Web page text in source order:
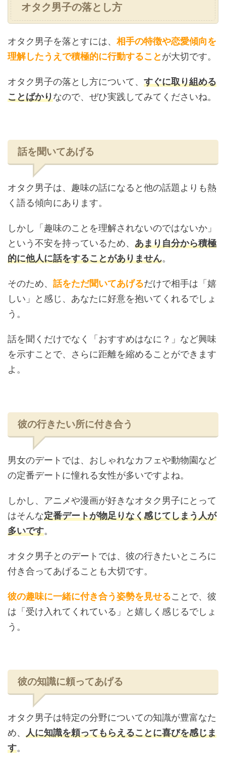
オタク男子の落とし方
オタク男子を落とすには、 相手の特徴や恋愛傾向を
理解したうえで積極的に行動することが大切です。
オタク男子の落とし方について、 すぐに取り組める
ことばかりなので、ぜひ実践してみてくださいね。
話を聞いてあげる
オタク男子は、趣味の話になると他の話題よりも熱
く語る傾向にあります。
しかし「趣味のことを理解されないのではないか」
という不安を持っているため、 あまり自分から積極
的に他人に話をすることがありません。
そのため、 話をただ聞いてあげるだけで相手は「嬉
しい」と感じ、あなたに好意を抱いてくれるでしょ
う。
話を聞くだけでなく「おすすめはなに？」など興味
を示すことで、さらに距離を縮めることができます
よ。
彼の行きたい所に付き合う
男女のデートでは、おしゃれなカフェや動物園など
の定番デートに憧れる女性が多いですよね。
しかし、アニメや漫画が好きなオタク男子にとって
はそんな定番デートが物足りなく感じてしまう人が
多いです。
オタク男子とのデートでは、彼の行きたいところに
付き合ってあげることも大切です。
彼の趣味に一緒に付き合う姿勢を見せることで、彼
は「受け入れてくれている」と嬉しく感じるでしょ
う。
彼の知識に頼ってあげる
オタク男子は特定の分野についての知識が豊富なた
め、 人に知識を頼ってもらえることに喜びを感じま
す。